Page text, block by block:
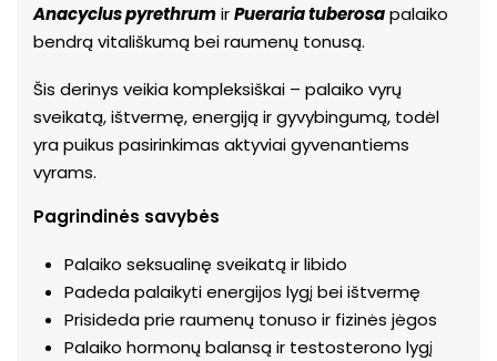
Anacyclus pyrethrumirPueraria tuberosapalaiko
bendrą vitališkumą bei raumenų tonusą.
Šis derinys veikia kompleksiškai – palaiko vyrų
sveikatą, ištvermę, energiją ir gyvybingumą, todėl
yra puikus pasirinkimas aktyviai gyvenantiems
vyrams.
Pagrindinės savybės
Palaiko seksualinę sveikatą ir libido
Padeda palaikyti energijos lygį bei ištvermę
Prisideda prie raumenų tonuso ir fizinės jėgos
Palaiko hormonų balansą ir testosterono lygį